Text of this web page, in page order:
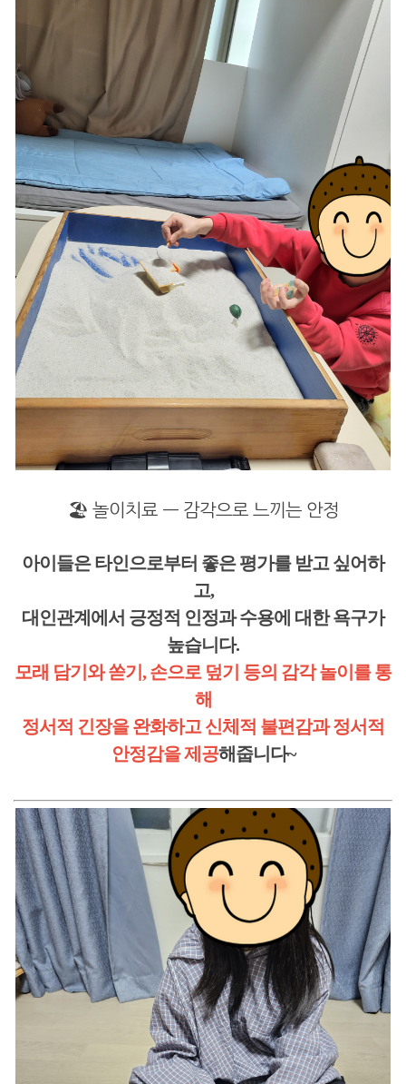
🏖️ 놀이치료 — 감각으로 느끼는 안정
아이들은 타인으로부터 좋은 평가를 받고 싶어하
고,
대인관계에서 긍정적 인정과 수용에 대한 욕구가
높습니다.
모래 담기와 쏟기, 손으로 덮기 등의 감각 놀이를 통
해
정서적 긴장을 완화하고 신체적 불편감과 정서적
안정감을 제공해줍니다~